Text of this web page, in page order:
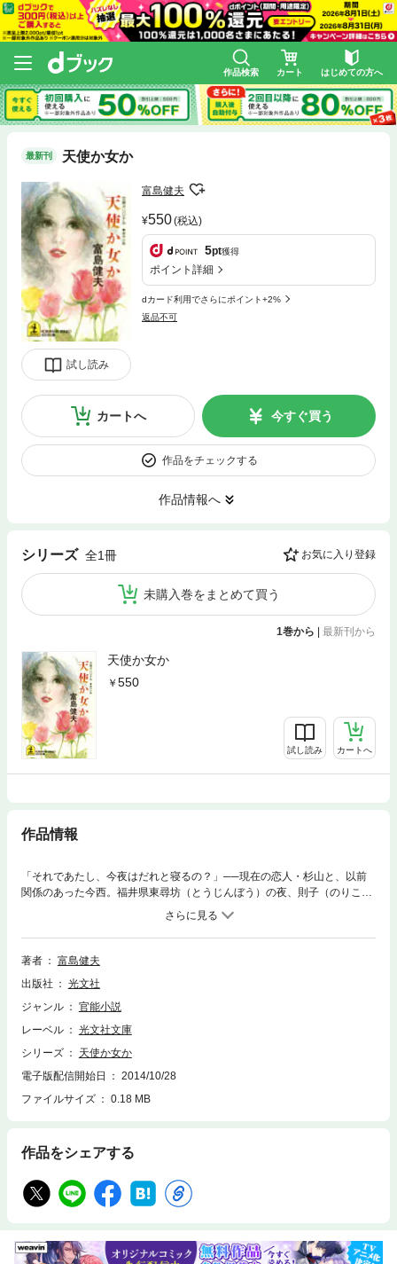
作品検索 カート はじめての方へ
最新刊 天使か女か
試し読み
富島健夫
550(税込)
5pt獲得
ポイント詳細
dカード利用でさらにポイント+2%
返品不可
カートへ 今すぐ買う
作品をチェックする
作品情報へ
シリーズ 全1冊 お気に入り登録
未購入巻をまとめて買う
1巻から | 最新刊から
天使か女か
550
試し読み カートへ
作品情報
「それであたし、今夜はだれと寝るの？」──現在の恋人・杉山と、以前
関係のあった今西。福井県東尋坊（とうじんぼう）の夜、則子（のりこ）
は二人のうち、どちらを選ぶか迷っていた。（久しぶりだから、今夜は今
西さんと楽しんでみたいわ）と思う則子を、杉山は許してくれるのだ
が……？〈「北国の夜」〉 惑いながらも、禁忌をこえる男と女。人間の
葛藤を鮮やかに描きだす富島文学の珠玉集！
著者
富島健夫
出版社
光文社
ジャンル
官能小説
レーベル
光文社文庫
シリーズ
天使か女か
電子版配信開始日
2014/10/28
ファイルサイズ
0.18 MB
作品をシェアする